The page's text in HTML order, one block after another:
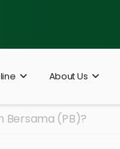
About Us
Bersama (PB)?